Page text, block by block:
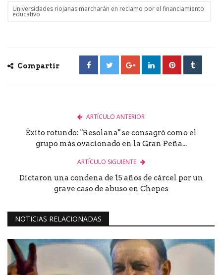
Universidades riojanas marcharán en reclamo por el financiamiento
educativo
Compartir
ARTÍCULO ANTERIOR
Éxito rotundo: "Resolana" se consagró como el
grupo más ovacionado en la Gran Peña...
ARTÍCULO SIGUIENTE
Dictaron una condena de 15 años de cárcel por un
grave caso de abuso en Chepes
NOTICIAS RELACIONADAS